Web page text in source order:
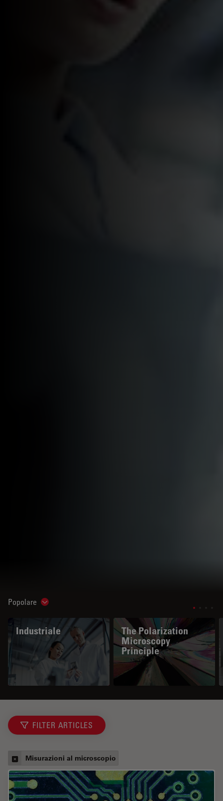
Popolare Show subnavigation
Industriale
The Polarization
Microscopy
Principle
FILTER ARTICLES
Misurazioni al microscopio